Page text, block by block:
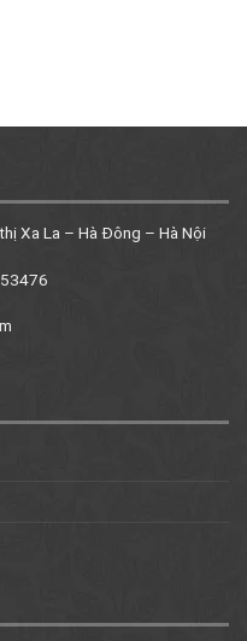
Xa La – Hà Đông – Hà Nội